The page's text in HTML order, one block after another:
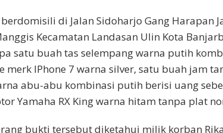
di Jalan Sidoharjo Gang Harapan
Kecamatan Landasan Ulin Kota
satu buah tas selempang warna putih
merk IPhone 7 warna silver, satu buah jam
abu-abu kombinasi putih berisi uang
Yamaha RX King warna hitam tanpa plat
bukti tersebut diketahui milik korban